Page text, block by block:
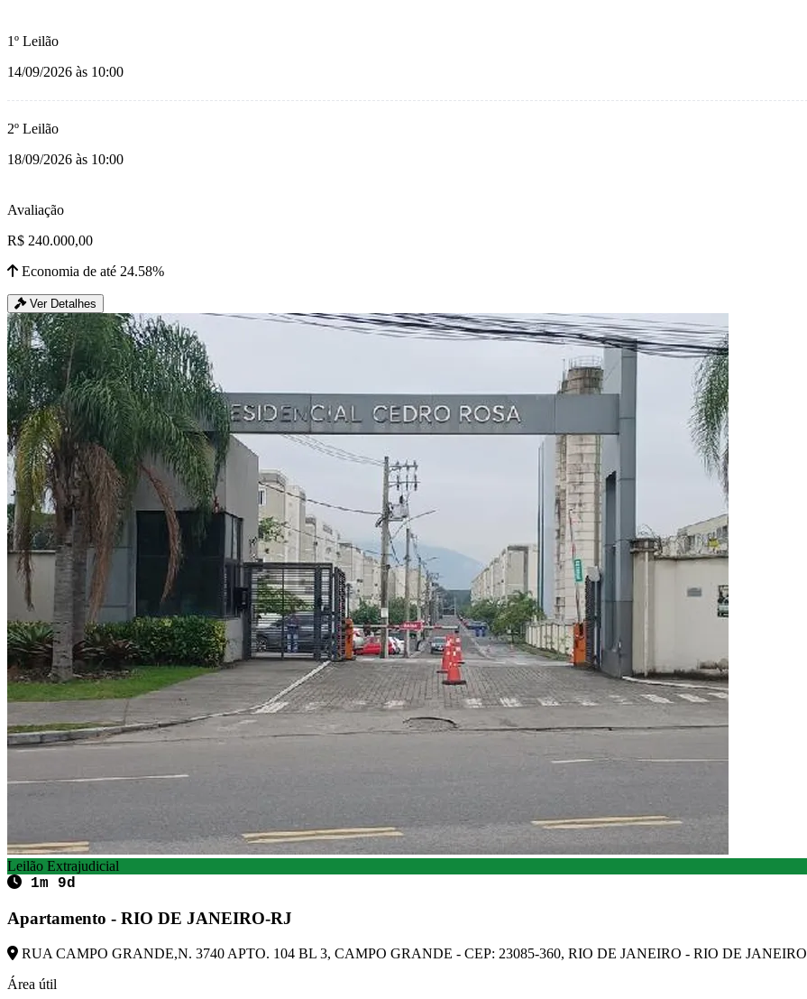
1º Leilão
14/09/2026 às 10:00
2º Leilão
18/09/2026 às 10:00
Avaliação
R$ 240.000,00
Economia de até 24.58%
Ver Detalhes
Leilão Extrajudicial
1m 9d
Apartamento - RIO DE JANEIRO-RJ
RUA CAMPO GRANDE,N. 3740 APTO. 104 BL 3, CAMPO GRANDE - CEP: 23085-360, RIO DE JANEIRO - RIO DE JANEIRO
Área útil